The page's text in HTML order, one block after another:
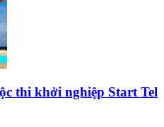
thi khởi nghiệp Start Tel